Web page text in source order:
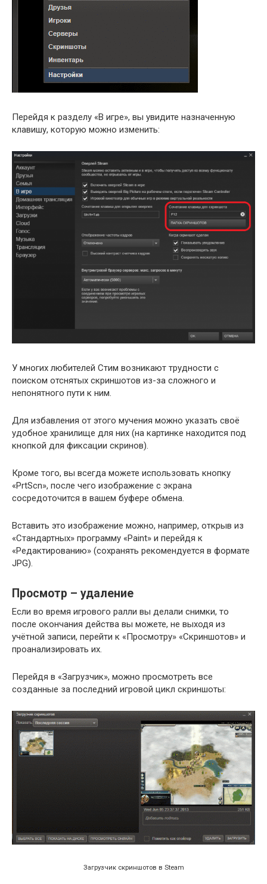
Перейдя к разделу «В игре», вы увидите назначенную
клавишу, которую можно изменить:
У многих любителей Стим возникают трудности с
поиском отснятых скриншотов из-за сложного и
непонятного пути к ним.
Для избавления от этого мучения можно указать своё
удобное хранилище для них (на картинке находится под
кнопкой для фиксации скринов).
Кроме того, вы всегда можете использовать кнопку
«PrtScn», после чего изображение с экрана
сосредоточится в вашем буфере обмена.
Вставить это изображение можно, например, открыв из
«Стандартных» программу «Paint» и перейдя к
«Редактированию» (сохранять рекомендуется в формате
JPG).
Просмотр – удаление
Если во время игрового ралли вы делали снимки, то
после окончания действа вы можете, не выходя из
учётной записи, перейти к «Просмотру» «Скриншотов» и
проанализировать их.
Перейдя в «Загрузчик», можно просмотреть все
созданные за последний игровой цикл скриншоты:
Загрузчик скриншотов в Steam